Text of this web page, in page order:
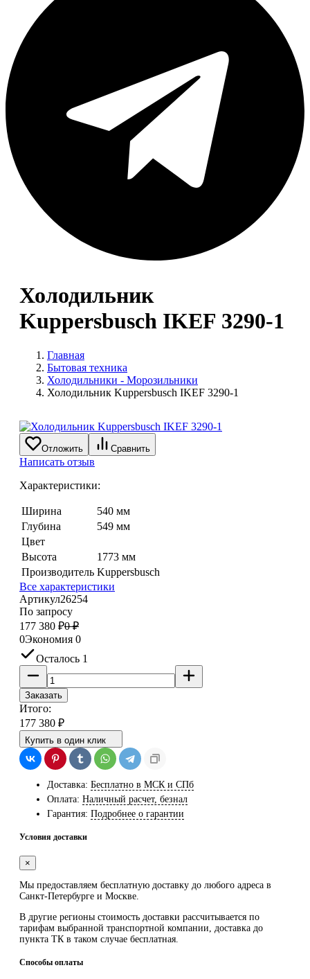
Холодильник
Kuppersbusch IKEF 3290-1
Главная
Бытовая техника
Холодильники - Морозильники
Холодильник Kuppersbusch IKEF 3290-1
Отложить Сравнить
Написать отзыв
Характеристики:
Ширина
540 мм
Глубина
549 мм
Цвет
Высота
1773 мм
Производитель Kuppersbusch
Все характеристики
Артикул26254
По запросу
177 380 ₽0 ₽
0Экономия 0
Осталось 1
Заказать
Итого:
177 380 ₽
Купить в один клик
Доставка: Бесплатно в МСК и СПб
Оплата: Наличный расчет, безнал
Гарантия: Подробнее о гарантии
Условия доставки
×
Мы предоставляем бесплатную доставку до любого адреса в
Санкт-Петербурге и Москве.
В другие регионы стоимость доставки рассчитывается по
тарифам выбранной транспортной компании, доставка до
пункта ТК в таком случае бесплатная
Способы оплаты